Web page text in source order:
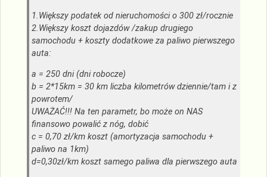
1.Większy podatek od nieruchomości o 300 zł/rocznie
2.Większy koszt dojazdów /zakup drugiego
samochodu + koszty dodatkowe za paliwo pierwszego
auta:
a = 250 dni (dni robocze)
b = 2*15km = 30 km liczba kilometrów dziennie/tam i z
powrotem/
UWAŻAĆ!!! Na ten parametr, bo może on NAS
finansowo powalić z nóg, dobić
c = 0,70 zł/km koszt (amortyzacja samochodu +
paliwo na 1km)
d=0,30zł/km koszt samego paliwa dla pierwszego auta